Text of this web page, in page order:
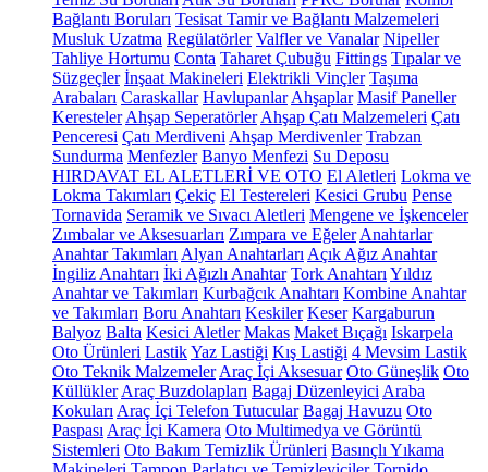
Bağlantı Boruları Tesisat Tamir ve Bağlantı Malzemeleri
Musluk Uzatma Regülatörler Valfler ve Vanalar Nipeller
Tahliye Hortumu Conta Taharet Çubuğu Fittings Tıpalar ve
Süzgeçler İnşaat Makineleri Elektrikli Vinçler Taşıma
Arabaları Caraskallar Havlupanlar Ahşaplar Masif Paneller
Keresteler Ahşap Seperatörler Ahşap Çatı Malzemeleri Çatı
Penceresi Çatı Merdiveni Ahşap Merdivenler Trabzan
Sundurma Menfezler Banyo Menfezi Su Deposu
HIRDAVAT EL ALETLERİ VE OTO El Aletleri Lokma ve
Lokma Takımları Çekiç El Testereleri Kesici Grubu Pense
Tornavida Seramik ve Sıvacı Aletleri Mengene ve İşkenceler
Zımbalar ve Aksesuarları Zımpara ve Eğeler Anahtarlar
Anahtar Takımları Alyan Anahtarları Açık Ağız Anahtar
İngiliz Anahtarı İki Ağızlı Anahtar Tork Anahtarı Yıldız
Anahtar ve Takımları Kurbağcık Anahtarı Kombine Anahtar
ve Takımları Boru Anahtarı Keskiler Keser Kargaburun
Balyoz Balta Kesici Aletler Makas Maket Bıçağı Iskarpela
Oto Ürünleri LastikYaz Lastiği Kış Lastiği 4 Mevsim Lastik
Oto Teknik Malzemeler Araç İçi Aksesuar Oto Güneşlik Oto
Küllükler Araç Buzdolapları Bagaj Düzenleyici Araba
Kokuları Araç İçi Telefon Tutucular Bagaj Havuzu Oto
Paspası Araç İçi Kamera Oto Multimedya ve Görüntü
Sistemleri Oto Bakım Temizlik Ürünleri Basınçlı Yıkama